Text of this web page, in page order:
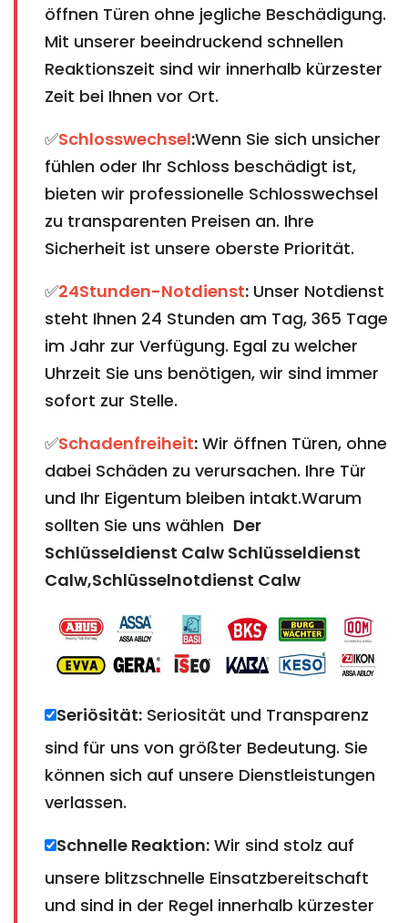
öffnen Türen ohne jegliche Beschädigung.
Mit unserer beeindruckend schnellen
Reaktionszeit sind wir innerhalb kürzester
Zeit bei Ihnen vor Ort.
✅Schlosswechsel:Wenn Sie sich unsicher
fühlen oder Ihr Schloss beschädigt ist,
bieten wir professionelle Schlosswechsel
zu transparenten Preisen an. Ihre
Sicherheit ist unsere oberste Priorität.
✅24Stunden-Notdienst: Unser Notdienst
steht Ihnen 24 Stunden am Tag, 365 Tage
im Jahr zur Verfügung. Egal zu welcher
Uhrzeit Sie uns benötigen, wir sind immer
sofort zur Stelle.
✅Schadenfreiheit: Wir öffnen Türen, ohne
dabei Schäden zu verursachen. Ihre Tür
und Ihr Eigentum bleiben intakt.Warum
sollten Sie uns wählen Der
Schlüsseldienst Calw Schlüsseldienst
Calw,Schlüsselnotdienst Calw
Seriösität: Seriosität und Transparenz
sind für uns von größter Bedeutung. Sie
können sich auf unsere Dienstleistungen
verlassen.
Schnelle Reaktion: Wir sind stolz auf
unsere blitzschnelle Einsatzbereitschaft
und sind in der Regel innerhalb kürzester